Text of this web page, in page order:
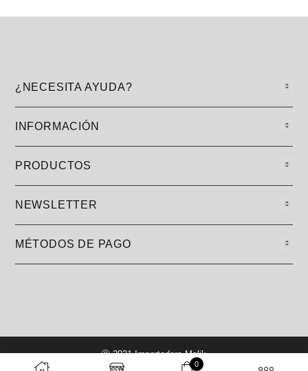
¿NECESITA AYUDA?
INFORMACIÓN
PRODUCTOS
NEWSLETTER
MÉTODOS DE PAGO
Ⓒ 2021 Importadora Malik
0